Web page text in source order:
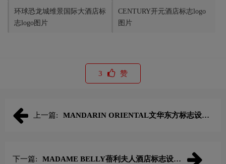
环球恐龙城维景国际大酒店标
志logo图片
CENTURY开元酒店标志logo
图片
3 赞
上一篇:
MANDARIN ORIENTAL文华东方标志设计
下一篇:
MADAME BELLY蓓利夫人酒店标志设计